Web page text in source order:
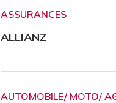
ASSURANCES
ALLIANZ
AUTOMOBILE/ MOTO/